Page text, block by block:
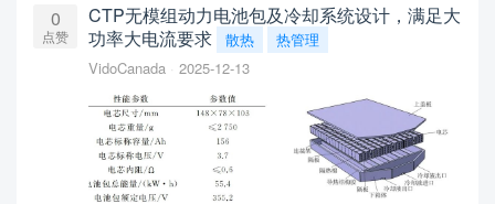
0
点赞
CTP无模组动力电池包及冷却系统设计，满足大
功率大电流要求
散热
热管理
VidoCanada
2025-12-13